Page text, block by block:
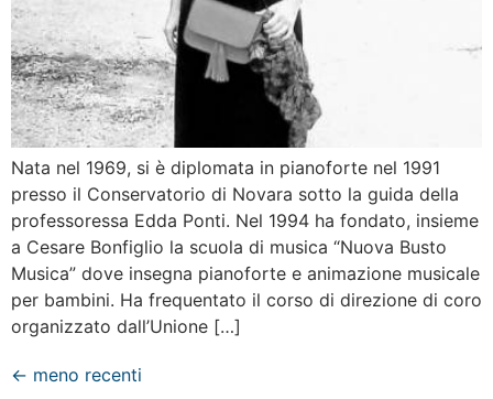
Nata nel 1969, si è diplomata in pianoforte nel 1991
presso il Conservatorio di Novara sotto la guida della
professoressa Edda Ponti. Nel 1994 ha fondato, insieme
a Cesare Bonfiglio la scuola di musica “Nuova Busto
Musica” dove insegna pianoforte e animazione musicale
per bambini. Ha frequentato il corso di direzione di coro
organizzato dall’Unione […]
← meno recenti